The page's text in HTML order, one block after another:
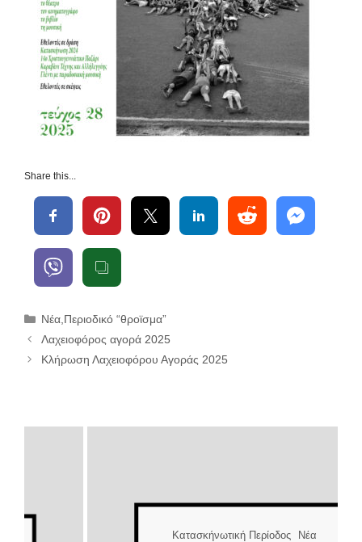
Share this...
Κατηγορίες
Νέα Περιοδικό “θροϊσμα”
Λαχειοφόρος αγορά 2025
Κλήρωση Λαχειοφόρου Αγοράς 2025
Κατασκήνωτική Περίοδος Νέα